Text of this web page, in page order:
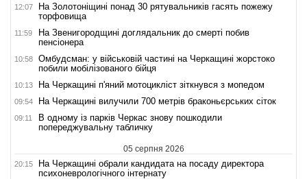
12:07
На Золотоніщині понад 30 рятувальників гасять пожежу
торфовища
11:59
На Звенигородщині доглядальник до смерті побив
пенсіонера
10:58
Омбудсман: у військовій частині на Черкащині жорстоко
побили мобілізованого бійця
10:13 На Черкащині п'яний мотоцикліст зіткнувся з мопедом
09:54 На Черкащині вилучили 700 метрів браконьєрських сіток
09:11
В одному із парків Черкас знову пошкодили
попереджувальну табличку
05 серпня 2026
20:15
На Черкащині обрали кандидата на посаду директора
психоневрологічного інтернату